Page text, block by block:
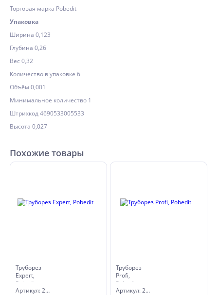
Торговая марка Pobedit
Упаковка
Ширина 0,123
Глубина 0,26
Вес 0,32
Количество в упаковке 6
Объём 0,001
Минимальное количество 1
Штрихкод 4690533005533
Высота 0,027
Похожие товары
Труборез
Expert,
Pobedit
Артикул: 2555820
Труборез
Profi,
Pobedit
Артикул: 2555830